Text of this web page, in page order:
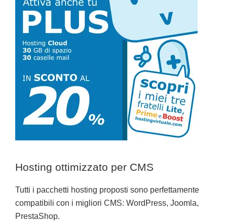
Hosting ottimizzato per CMS
Tutti i pacchetti hosting proposti sono perfettamente
compatibili con i migliori CMS: WordPress, Joomla,
PrestaShop.